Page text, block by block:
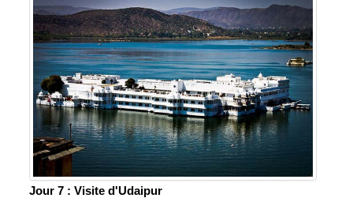
Jour 7 : Visite d'Udaipur